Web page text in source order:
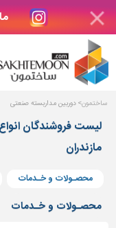
دکوراسیون
بتن
های
بتنی
درب
پنجره
مصالح
ساختمون دوربین مداربسته صنعتی
لیست فروشندگان
مازندران
محصـولات و خـدمات
محصـولات و خـدمات